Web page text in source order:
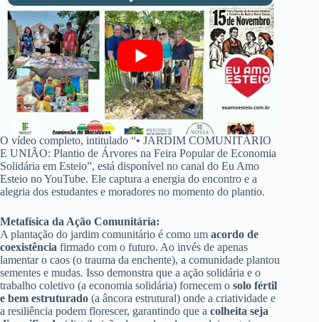
O vídeo completo, intitulado “• JARDIM COMUNITÁRIO
E UNIÃO: Plantio de Árvores na Feira Popular de Economia
Solidária em Esteio”, está disponível no canal do Eu Amo
Esteio no YouTube. Ele captura a energia do encontro e a
alegria dos estudantes e moradores no momento do plantio.
Metafísica da Ação Comunitária:
A plantação do jardim comunitário é como um acordo de
coexistência firmado com o futuro. Ao invés de apenas
lamentar o caos (o trauma da enchente), a comunidade plantou
sementes e mudas. Isso demonstra que a ação solidária e o
trabalho coletivo (a economia solidária) fornecem o solo fértil
e bem estruturado (a âncora estrutural) onde a criatividade e
a resiliência podem florescer, garantindo que a colheita seja